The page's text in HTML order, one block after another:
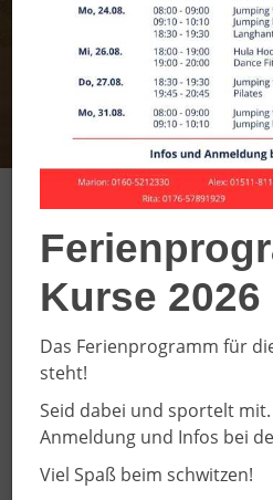
SC DJK
e.V.
Willkommen auf
Internetseiten
Unser Verein wurde 1908
2200 Sporttreibenden einer
Sportbegeisterte aller
Kurse 2026
Das Ferienprogramm für
steht!
Seid dabei und sportelt mit.
Anmeldung und Infos bei
Viel Spaß beim schwitzen!